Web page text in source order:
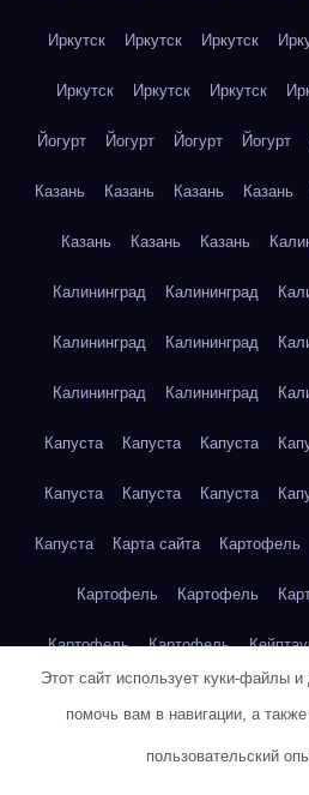
Иркутск Иркутск Иркутск
Иркутск Иркутск Иркутск
Йогурт Йогурт Йогурт Йогурт
Казань Казань Казань Казань
Казань Казань Казань
Калининград Калининград
Калининград Калининград
Калининград Калининград
Капуста Капуста Капуста
Капуста Капуста Капуста
Капуста Карта сайта Картофель
Картофель Картофель
Картофель Картофель
Кейптаун
Этот сайт использует куки-файлы и
помочь вам в навигации, а
пользовательский